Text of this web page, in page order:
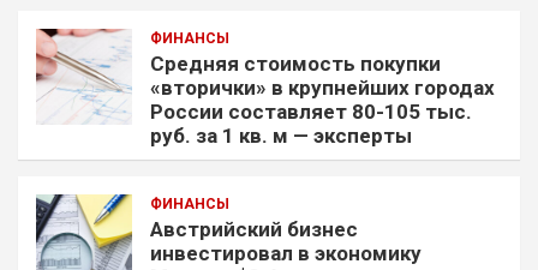
ФИНАНСЫ
Средняя стоимость покупки
«вторички» в крупнейших городах
России составляет 80-105 тыс.
руб. за 1 кв. м — эксперты
ФИНАНСЫ
Австрийский бизнес
инвестировал в экономику